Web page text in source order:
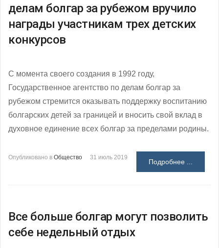
делам болгар за рубежом вручило
награды участникам трех детских
конкурсов
С момента своего создания в 1992 году,
Государственное агентство по делам болгар за
рубежом стремится оказывать поддержку воспитанию
болгарских детей за границей и вносить свой вклад в
духовное единение всех болгар за пределами родины.
Опубликовано в Общество 31 июль 2019
Подробнее ...
Все больше болгар могут позволить
себе недельный отдых